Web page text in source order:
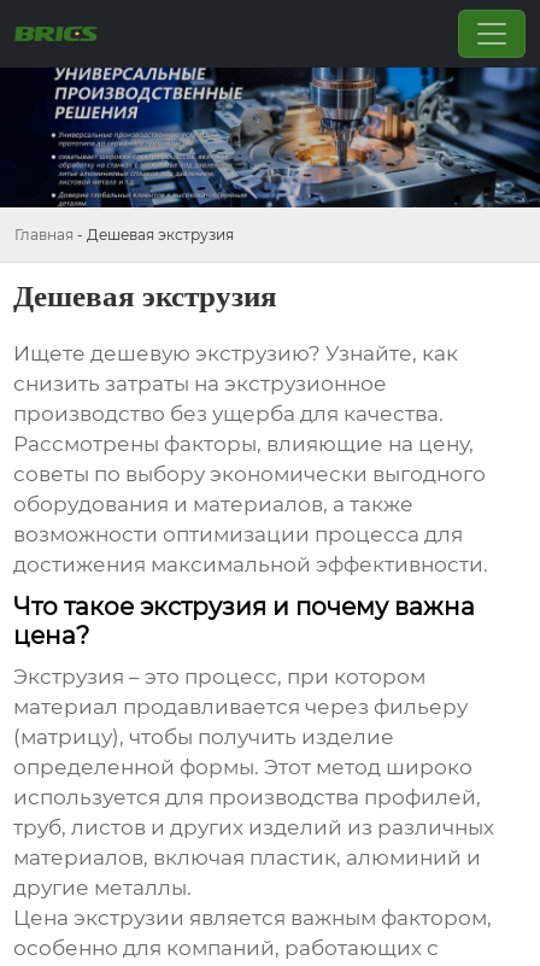
Главная - Дешевая экструзия
Дешевая экструзия
Ищетедешевую экструзию? Узнайте, как
снизить затраты на экструзионное
производство без ущерба для качества.
Рассмотрены факторы, влияющие на цену,
советы по выбору экономически выгодного
оборудования и материалов, а также
возможности оптимизации процесса для
достижения максимальной эффективности.
Что такое экструзия и почему важна
цена?
Экструзия – это процесс, при котором
материал продавливается через фильеру
(матрицу), чтобы получить изделие
определенной формы. Этот метод широко
используется для производства профилей,
труб, листов и других изделий из различных
материалов, включая пластик, алюминий и
другие металлы.
Цена экструзии является важным фактором,
особенно для компаний, работающих с